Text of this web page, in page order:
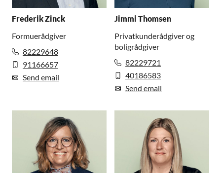
Frederik Zinck
Formuerådgiver
82229648
91166657
Send email
Jimmi Thomsen
Privatkunderådgiver og
boligrådgiver
82229721
40186583
Send email